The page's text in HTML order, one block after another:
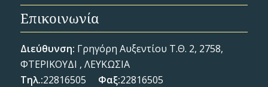
Επικοινωνία
Διεύθυνση: Γρηγόρη Αυξεντίου Τ.Θ. 2, 2758,
ΦΤΕΡΙΚΟΥΔΙ , ΛΕΥΚΩΣΙΑ
Τηλ.:22816505 Φαξ:22816505